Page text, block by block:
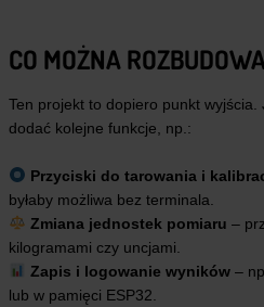
CO MOŻNA
Ten projekt to dopiero punkt wyjścia.
dodać kolejne funkcje, np.:
Przyciski do tarowania i
byłaby możliwa bez terminala.
Zmiana jednostek pomiaru –
kilogramami czy uncjami.
Zapis i logowanie wyników–
lub w pamięci ESP32.